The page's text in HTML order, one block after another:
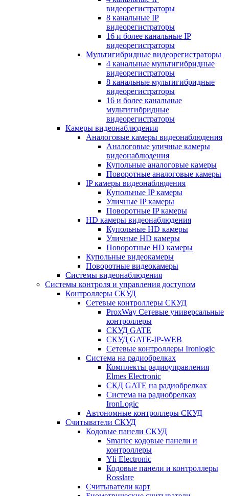
видеорегистраторы
8 канальные IP
видеорегистраторы
16 и более канальные IP
видеорегистраторы
Мультигибридные видеорегистраторы
4 канальные мультигибридные
видеорегистраторы
8 канальные мультигибридные
видеорегистраторы
16 и более канальные
мультигибридные
видеорегистраторы
Камеры видеонаблюдения
Аналоговые камеры видеонаблюдения
Аналоговые уличные камеры
видеонаблюдения
Купольные аналоговые камеры
Поворотные аналоговые камеры
IP камеры видеонаблюдения
Купольные IP камеры
Уличные IP камеры
Поворотные IP камеры
HD камеры видеонаблюдения
Купольные HD камеры
Уличные HD камеры
Поворотные HD камеры
Купольные видеокамеры
Поворотные видеокамеры
Системы видеонаблюдения
Системы контроля и управления доступом
Контроллеры СКУД
Сетевые контроллеры СКУД
ProxWay Сетевые универсальные
контроллеры
СКУД GATE
СКУД GATE-IP-WEB
Сетевые контроллеры Ironlogic
Система на радиобрелках
Комплекты радиоуправления
Elmes Electronic
СКД GATE на радиобрелках
Система на радиобрелках
IronLogic
Автономные контроллеры СКУД
Считыватели СКУД
Кодовые панели СКУД
Smartec кодовые панели и
контроллеры
Yli Electronic
Кодовые панели и контроллеры
Rosslare
Считыватели карт